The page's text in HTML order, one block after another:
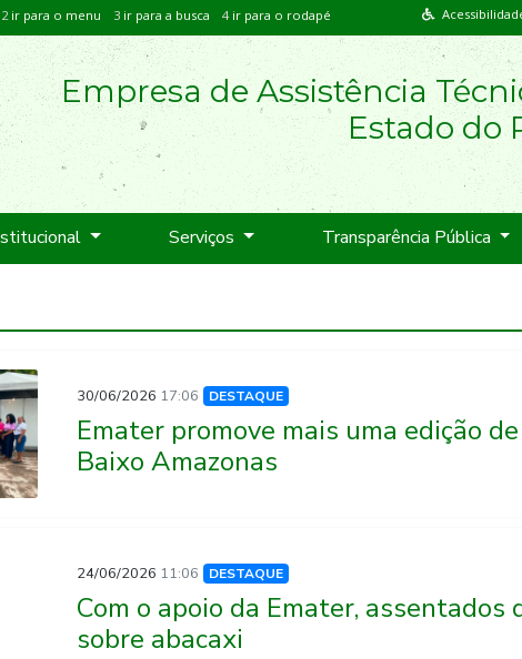
2ir para o menu 3 ir para a busca 4ir para o rodapé
Empresa de Assistência
Estado do
Serviços Transparência Pública
30/06/2026 17:06 DESTAQUE
Emater promove mais uma edição
Baixo Amazonas
24/06/2026 11:06 DESTAQUE
Com o apoio da Emater,
sobre abacaxi